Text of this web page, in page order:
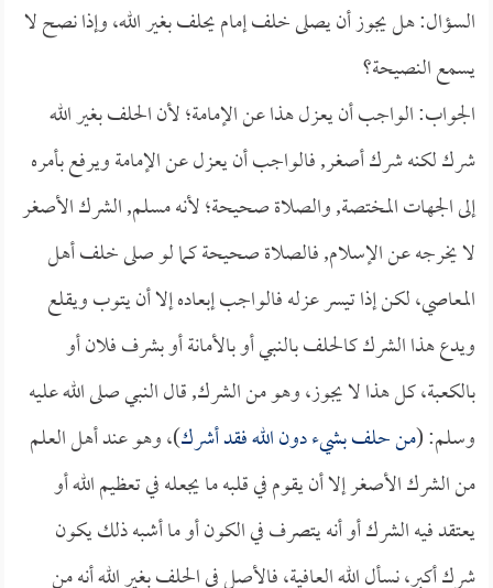
السؤال: هل يجوز أن يصلى خلف إمام يحلف بغير الله، وإذا نصح لا
يسمع النصيحة؟
الجواب: الواجب أن يعزل هذا عن الإمامة؛ لأن الحلف بغير الله
شرك لكنه شرك أصغر, فالواجب أن يعزل عن الإمامة ويرفع بأمره
إلى الجهات المختصة, والصلاة صحيحة؛ لأنه مسلم, الشرك الأصغر
لا يخرجه عن الإسلام, فالصلاة صحيحة كما لو صلى خلف أهل
المعاصي، لكن إذا تيسر عزله فالواجب إبعاده إلا أن يتوب ويقلع
ويدع هذا الشرك كالحلف بالنبي أو بالأمانة أو بشرف فلان أو
بالكعبة، كل هذا لا يجوز، وهو من الشرك, قال النبي صلى الله عليه
وسلم: (من حلف بشيء دون الله فقد أشرك)، وهو عند أهل العلم
من الشرك الأصغر إلا أن يقوم في قلبه ما يجعله في تعظيم الله أو
يعتقد فيه الشرك أو أنه يتصرف في الكون أو ما أشبه ذلك يكون
شرك أكبر، نسأل الله العافية، فالأصل في الحلف بغير الله أنه من